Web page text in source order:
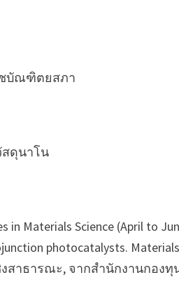
ชบัณฑิตยสภา
สดุนาโน
in Materials Science (April
photocatalysts.
าธารณะ, จากสำนักงานกองทุ